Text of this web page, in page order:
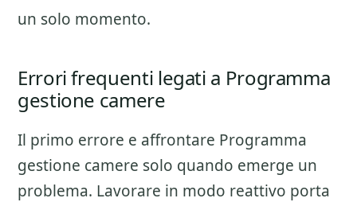
un solo momento.
Errori frequenti legati a Programma
gestione camere
Il primo errore e affrontare Programma
gestione camere solo quando emerge un
problema. Lavorare in modo reattivo porta